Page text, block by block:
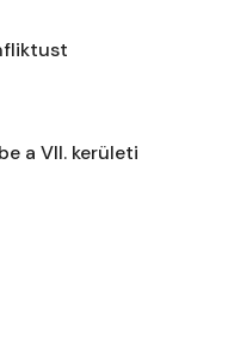
a VII. kerületi